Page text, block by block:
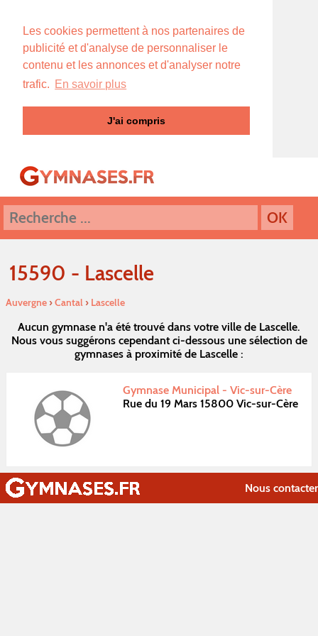
Les cookies permettent à nos partenaires de
publicité et d'analyse de personnaliser le
contenu et les annonces et d'analyser notre
trafic. En savoir plus
J'ai compris
15590 - Lascelle
Auvergne›Cantal› Lascelle
Aucun gymnase n'a été trouvé dans votre ville de Lascelle.
Nous vous suggérons cependant ci-dessous une sélection de
gymnases à proximité de Lascelle :
Gymnase Municipal - Vic-sur-Cère
Rue du 19 Mars 15800 Vic-sur-Cère
Nous contacter